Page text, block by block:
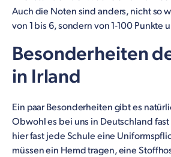
Auch die Noten sind anders, nicht so
von 1 bis 6, sondern von 1-100 Punkte
Besonderheiten
in Irland
Ein paar Besonderheiten gibt es
Obwohl es bei uns in Deutschland
hier fast jede Schule eine
müssen ein Hemd tragen, eine